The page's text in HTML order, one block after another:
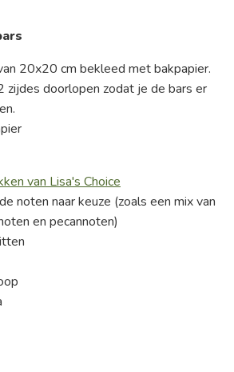
20x20 cm bekleed met bakpapier.
zijdes doorlopen zodat je de bars er
van Lisa's Choice
noten naar keuze (zoals een mix van
en pecannoten)